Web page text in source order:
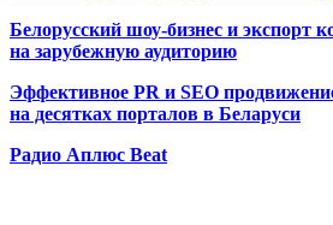
Белорусский шоу-бизнес и экспорт
на зарубежную аудиторию
Эффективное PR и SEO
на десятках порталов в Беларуси
Радио Аплюс Beat